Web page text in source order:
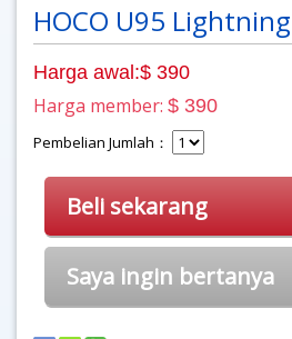
HOCO U95 Lightning
Harga awal:$ 390
Harga member: $ 390
Pembelian Jumlah：
Beli sekarang
Saya ingin bertanya